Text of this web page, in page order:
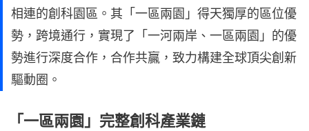
相連的創科園區。其「一區兩園」得天獨厚的區位優
勢，跨境通行，實現了「一河兩岸、一區兩園」的優
勢進行深度合作，合作共贏，致力構建全球頂尖創新
驅動圈。
「一區兩園」完整創科產業鏈